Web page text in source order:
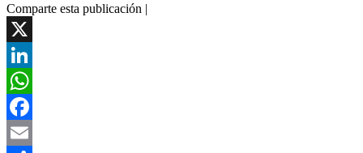
Comparte esta publicación |
X
LinkedIn
WhatsApp
Facebook